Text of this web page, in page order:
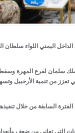
اليمني اللواء سلطان
سلمان لفرع المهرة
تعزز من تنمية الأرخبيل
السابقة من خلال
التي تعاني من ضعف وأنعدام